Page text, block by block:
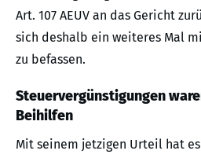
Art. 107 AEUV an das Gericht
sich deshalb ein weiteres Mal
zu befassen.
Steuervergünstigungen
Beihilfen
Mit seinem jetzigen Urteil hat